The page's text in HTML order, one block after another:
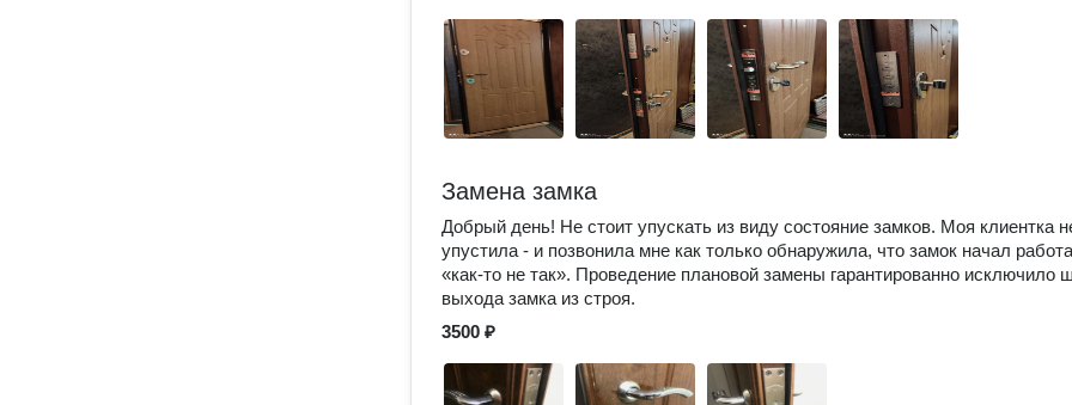
Замена замка
Добрый день! Не стоит упускать из виду состояние замков. Моя клиентка
упустила - и позвонила мне как только обнаружила, что замок начал
«как-то не так». Проведение плановой замены гарантированно исключило
выхода замка из строя.
3500 ₽